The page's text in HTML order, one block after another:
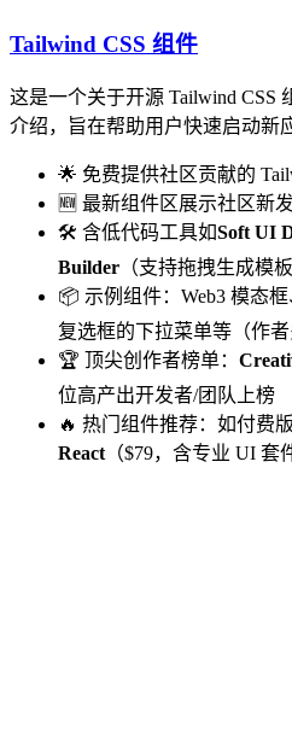
Tailwind CSS 组件
这是一个关于开源 Tailwind CSS
介绍，旨在帮助用户快速启动新
🌟 免费提供社区贡献的
🆕 最新组件区展示社区新
🛠️ 含低代码工具如Soft UI
Builder （支持拖拽生成模板
📦 示例组件：Web3 模态
复选框的下拉菜单等（作
🏆 顶尖创作者榜单：
位高产出开发者/团队上榜
🔥 热门组件推荐：如付费版
React （$79，含专业 UI 套